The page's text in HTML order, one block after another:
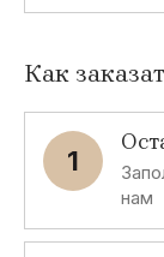
Как
1
нам